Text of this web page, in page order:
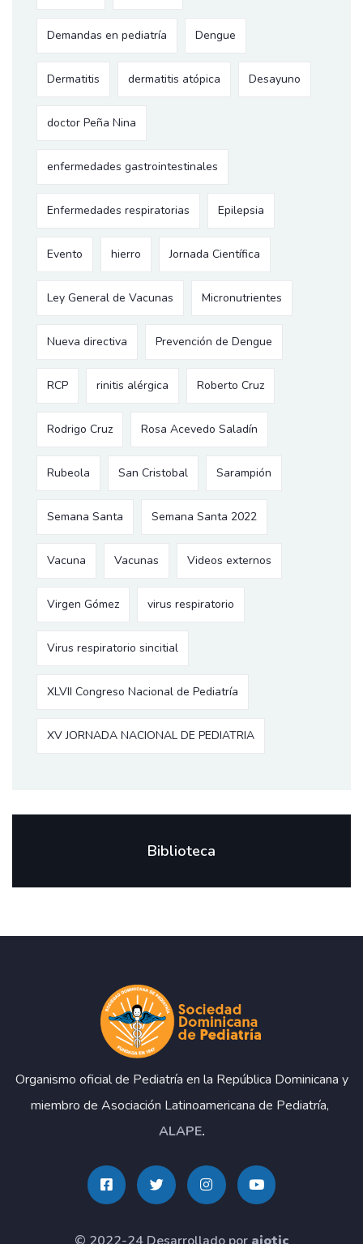
Demandas en pediatría Dengue
Dermatitis dermatitis atópica Desayuno
doctor Peña Nina
enfermedades gastrointestinales
Enfermedades respiratorias Epilepsia
Evento hierro Jornada Científica
Ley General de Vacunas Micronutrientes
Nueva directiva Prevención de Dengue
RCP rinitis alérgica Roberto Cruz
Rodrigo Cruz Rosa Acevedo Saladín
Rubeola San Cristobal Sarampión
Semana Santa Semana Santa 2022
Vacuna Vacunas Videos externos
Virgen Gómez virus respiratorio
Virus respiratorio sincitial
XLVII Congreso Nacional de Pediatría
XV JORNADA NACIONAL DE PEDIATRIA
Biblioteca
Organismo oficial de Pediatría en la República Dominicana y
miembro de Asociación Latinoamericana de Pediatría,
ALAPE.